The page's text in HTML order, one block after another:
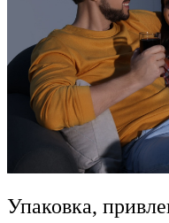
Упаковка,